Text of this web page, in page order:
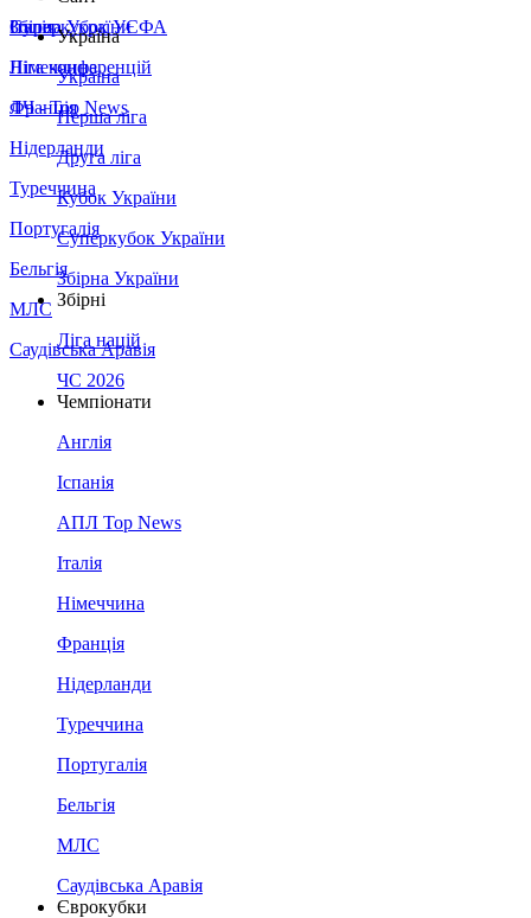
Збірна України
Італія
Німеччина
Франція
Нідерланди
Туреччина
Португалія
Бельгія
МЛС
Саудівська Аравія
Суперкубок УЄФА
Ліга конференцій
ЛЧ - Top News
Україна
Україна
Перша ліга
Друга ліга
Кубок України
Суперкубок України
Збірна України
Збірні
Ліга націй
ЧС 2026
Чемпіонати
Англія
Іспанія
АПЛ Top News
Італія
Німеччина
Франція
Нідерланди
Туреччина
Португалія
Бельгія
МЛС
Саудівська Аравія
Єврокубки